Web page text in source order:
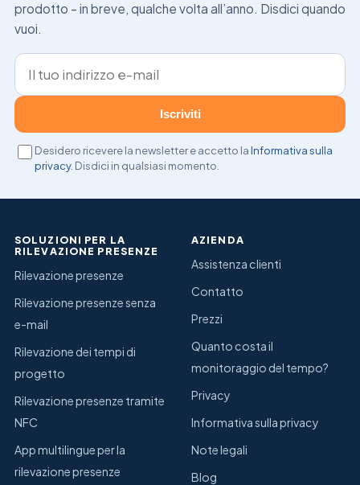
prodotto – in breve, qualche volta all’anno. Disdici quando
vuoi.
Indirizzo e-mail
Iscriviti
Desidero ricevere la newsletter e accetto la Informativa sulla
privacy. Disdici in qualsiasi momento.
SOLUZIONI PER LA
RILEVAZIONE PRESENZE
Rilevazione presenze
Rilevazione presenze senza
e-mail
Rilevazione dei tempi di
progetto
Rilevazione presenze tramite
NFC
App multilingue per la
rilevazione presenze
AZIENDA
Assistenza clienti
Contatto
Prezzi
Quanto costa il
monitoraggio del tempo?
Privacy
Informativa sulla privacy
Note legali
Blog